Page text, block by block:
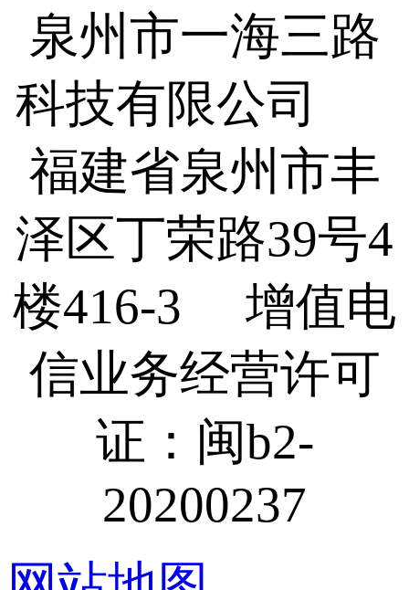
泉州市一海三路
科技有限公司
福建省泉州市丰
泽区丁荣路39号4
楼416-3 增值电
信业务经营许可
证：闽b2-
20200237